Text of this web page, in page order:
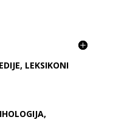
LEKSIKONI